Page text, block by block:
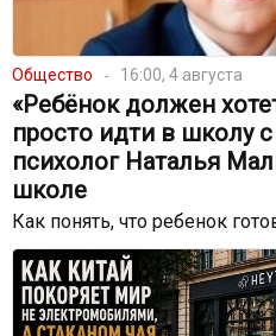
Общество 16:00, 4 августа
«Ребёнок должен
просто идти в школу
психолог Наталья
школе
Как понять, что ребенок